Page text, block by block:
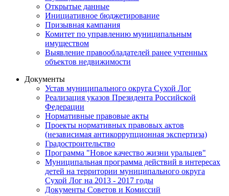
Открытые данные
Инициативное бюджетирование
Призывная кампания
Комитет по управлению муниципальным
имуществом
Выявление правообладателей ранее учтенных
объектов недвижимости
Документы
Устав муниципального округа Сухой Лог
Реализация указов Президента Российской
Федерации
Нормативные правовые акты
Проекты нормативных правовых актов
(независимая антикоррупционная экспертиза)
Градостроительство
Программа "Новое качество жизни уральцев"
Муниципальная программа действий в интересах
детей на территории муниципального округа
Сухой Лог на 2013 - 2017 годы
Документы Советов и Комиссий